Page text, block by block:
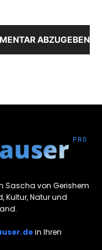
ABZUGEBEN
Sascha von Gerishem
Kultur, Natur und
in Ihren